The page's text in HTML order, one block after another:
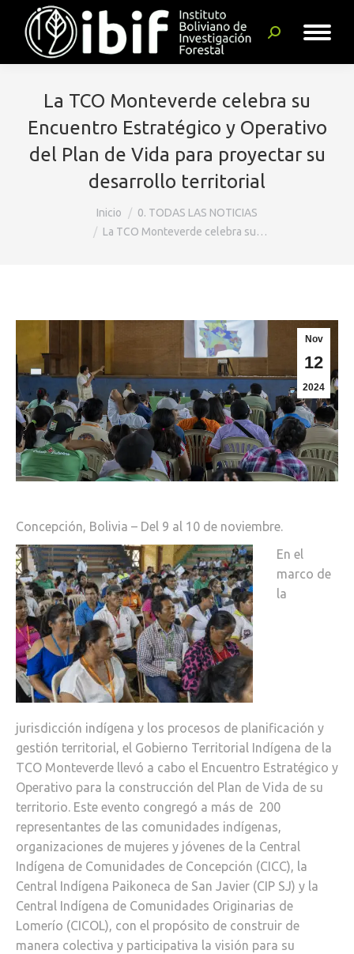
Buscar:
La TCO Monteverde celebra su
Encuentro Estratégico y Operativo
del Plan de Vida para proyectar su
desarrollo territorial
Inicio
0. TODAS LAS NOTICIAS
La TCO Monteverde celebra su…
Nov
12
2024
Concepción, Bolivia – Del 9 al 10 de noviembre.
En el
marco de
la
jurisdicción indígena y los procesos de planificación y
gestión territorial, el Gobierno Territorial Indígena de la
TCO Monteverde llevó a cabo el Encuentro Estratégico y
Operativo para la construcción del Plan de Vida de su
territorio. Este evento congregó a más de 200
representantes de las comunidades indígenas,
organizaciones de mujeres y jóvenes de la Central
Indígena de Comunidades de Concepción (CICC), la
Central Indígena Paikoneca de San Javier (CIP SJ) y la
Central Indígena de Comunidades Originarias de
Lomerío (CICOL), con el propósito de construir de
manera colectiva y participativa la visión para su